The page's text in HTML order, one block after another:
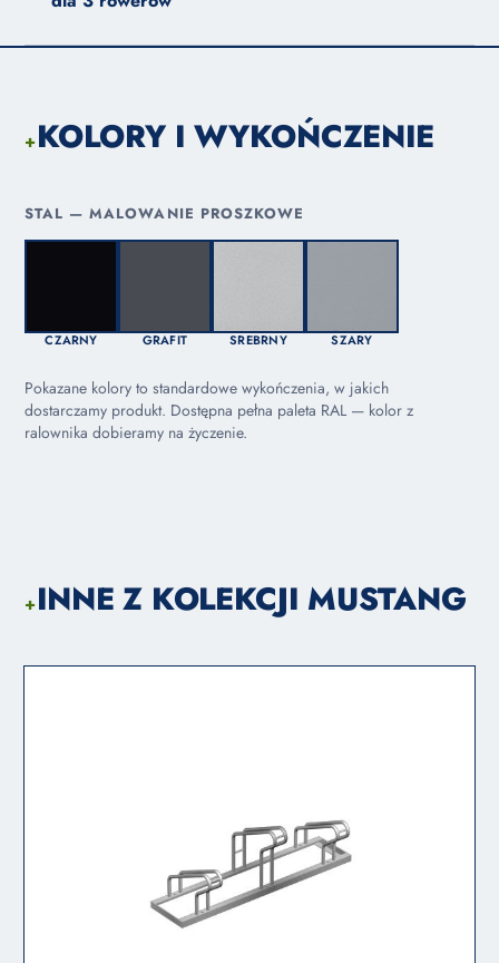
+KOLORY I WYKOŃCZENIE
STAL — MALOWANIE PROSZKOWE
CZARNY GRAFIT SREBRNY SZARY
Pokazane kolory to standardowe wykończenia, w jakich
dostarczamy produkt. Dostępna pełna paleta RAL — kolor z
ralownika dobieramy na życzenie.
+INNE Z KOLEKCJI MUSTANG